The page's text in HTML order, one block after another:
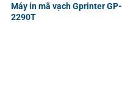
Máy in mã vạch Gprinter GP-
2290T